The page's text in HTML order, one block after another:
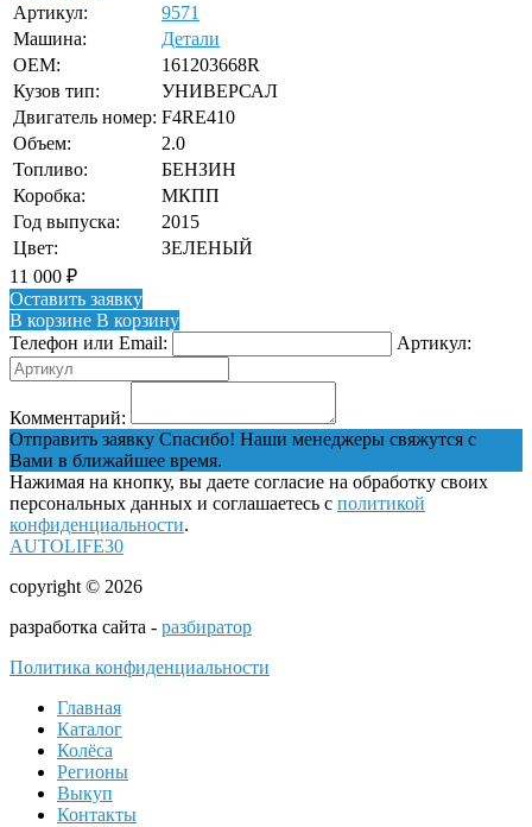
Артикул:
9571
Машина:
Детали
OEM:
161203668R
Кузов тип:
УНИВЕРСАЛ
Двигатель номер: F4RE410
Объем:
2.0
Топливо:
БЕНЗИН
Коробка:
МКПП
Год выпуска:
2015
Цвет:
ЗЕЛЕНЫЙ
11 000 ₽
Оставить заявку
В корзине В корзину
Телефон или Email:
Артикул:
Комментарий:
Отправить заявку Спасибо! Наши менеджеры свяжутся с
Вами в ближайшее время.
Нажимая на кнопку, вы даете согласие на обработку своих
персональных данных и соглашаетесь с политикой
конфиденциальности.
AUTOLIFE30
copyright © 2026
разработка сайта - разбиратор
Политика конфиденциальности
Главная
Каталог
Колёса
Регионы
Выкуп
Контакты